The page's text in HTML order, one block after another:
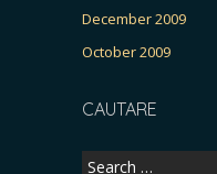
December 2009
October 2009
CAUTARE
Search